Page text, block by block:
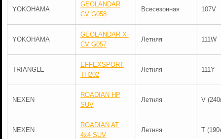
YOKOHAMA
GEOLANDAR
CV G058
Всесезонная 107V
YOKOHAMA
GEOLANDAR X-
CV G057
Летняя 111W
TRIANGLE
EFFEXSPORT
TH202
Летняя 111Y
NEXEN
ROADIAN HP
SUV
Летняя V
NEXEN
ROADIAN AT
4x4 SUV
Летняя T